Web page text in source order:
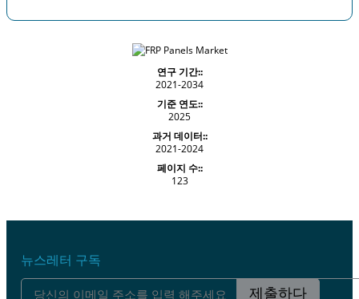
연구 기간::
2021-2034
기준 연도::
2025
과거 데이터::
2021-2024
페이지 수::
123
뉴스레터 구독
제출하다